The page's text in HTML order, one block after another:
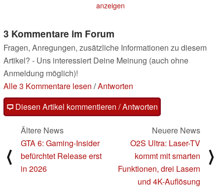
anzeigen
3 Kommentare im Forum
Fragen, Anregungen, zusätzliche Informationen zu diesem
Artikel? - Uns interessiert Deine Meinung (auch ohne
Anmeldung möglich)!
Alle 3 Kommentare lesen /Antworten
Diesen Artikel kommentieren / Antworten
⟨
Ältere News
GTA 6: Gaming-Insider
befürchtet Release erst
in 2026
Neuere News
O2S Ultra: Laser-TV
kommt mit smarten
Funktionen, drei Lasern
und 4K-Auflösung
⟩